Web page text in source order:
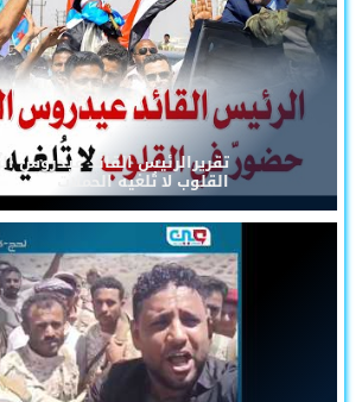
تقريرالرئيس القائد عيدروس
القلوب لا تُلغيه الحملات